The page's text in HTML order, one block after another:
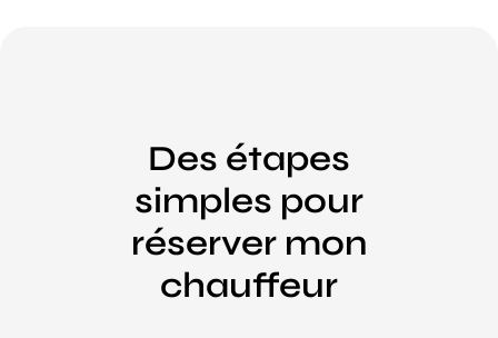
Des étapes
simples pour
réserver mon
chauffeur